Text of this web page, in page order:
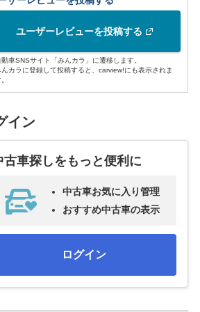
ユーザーレビューを投稿する
車SNSサイト「みんカラ」に遷移します。
んカラに登録して投稿すると、carview!にも表示されま
イン
古車探しをもっと便利に
中古車お気に入り管理
おすすめ中古車の表示
ログイン